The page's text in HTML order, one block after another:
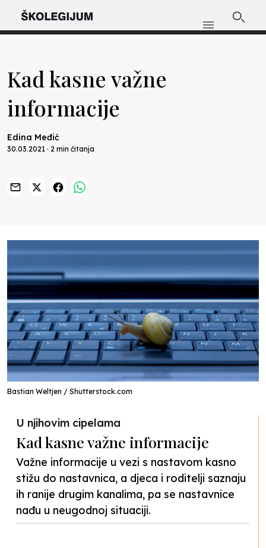
Kad kasne važne
informacije
Edina Međić
30.03.2021 · 2 min čitanja
Bastian Weltjen / Shutterstock.com
U njihovim cipelama
Kad kasne važne informacije
Važne informacije u vezi s nastavom kasno
stižu do nastavnica, a djeca i roditelji saznaju
ih ranije drugim kanalima, pa se nastavnice
nađu u neugodnoj situaciji.